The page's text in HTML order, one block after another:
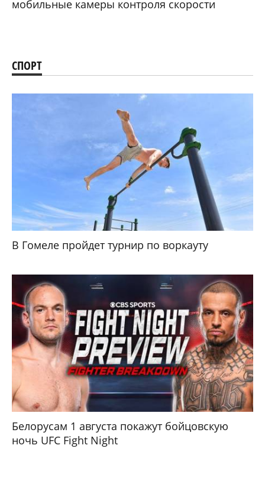
мобильные камеры контроля скорости
СПОРТ
В Гомеле пройдет турнир по воркауту
Белорусам 1 августа покажут бойцовскую
ночь UFC Fight Night